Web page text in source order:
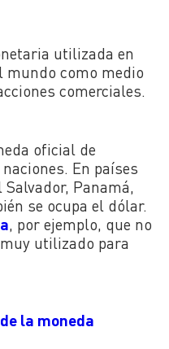
utilizada en
mundo como medio
comerciales.
oficial de
En países
Panamá,
se ocupa el dólar.
, por ejemplo, que no
utilizado para
la moneda